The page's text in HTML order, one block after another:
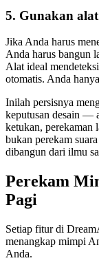
5. Gunakan
Jika Anda harus
Anda harus bangun
Alat ideal
otomatis. Anda
Inilah persisnya
keputusan desain —
ketukan,
bukan perekam
dibangun dari ilmu
Perekam
Pagi
Setiap fitur di
menangkap mimpi
Anda.